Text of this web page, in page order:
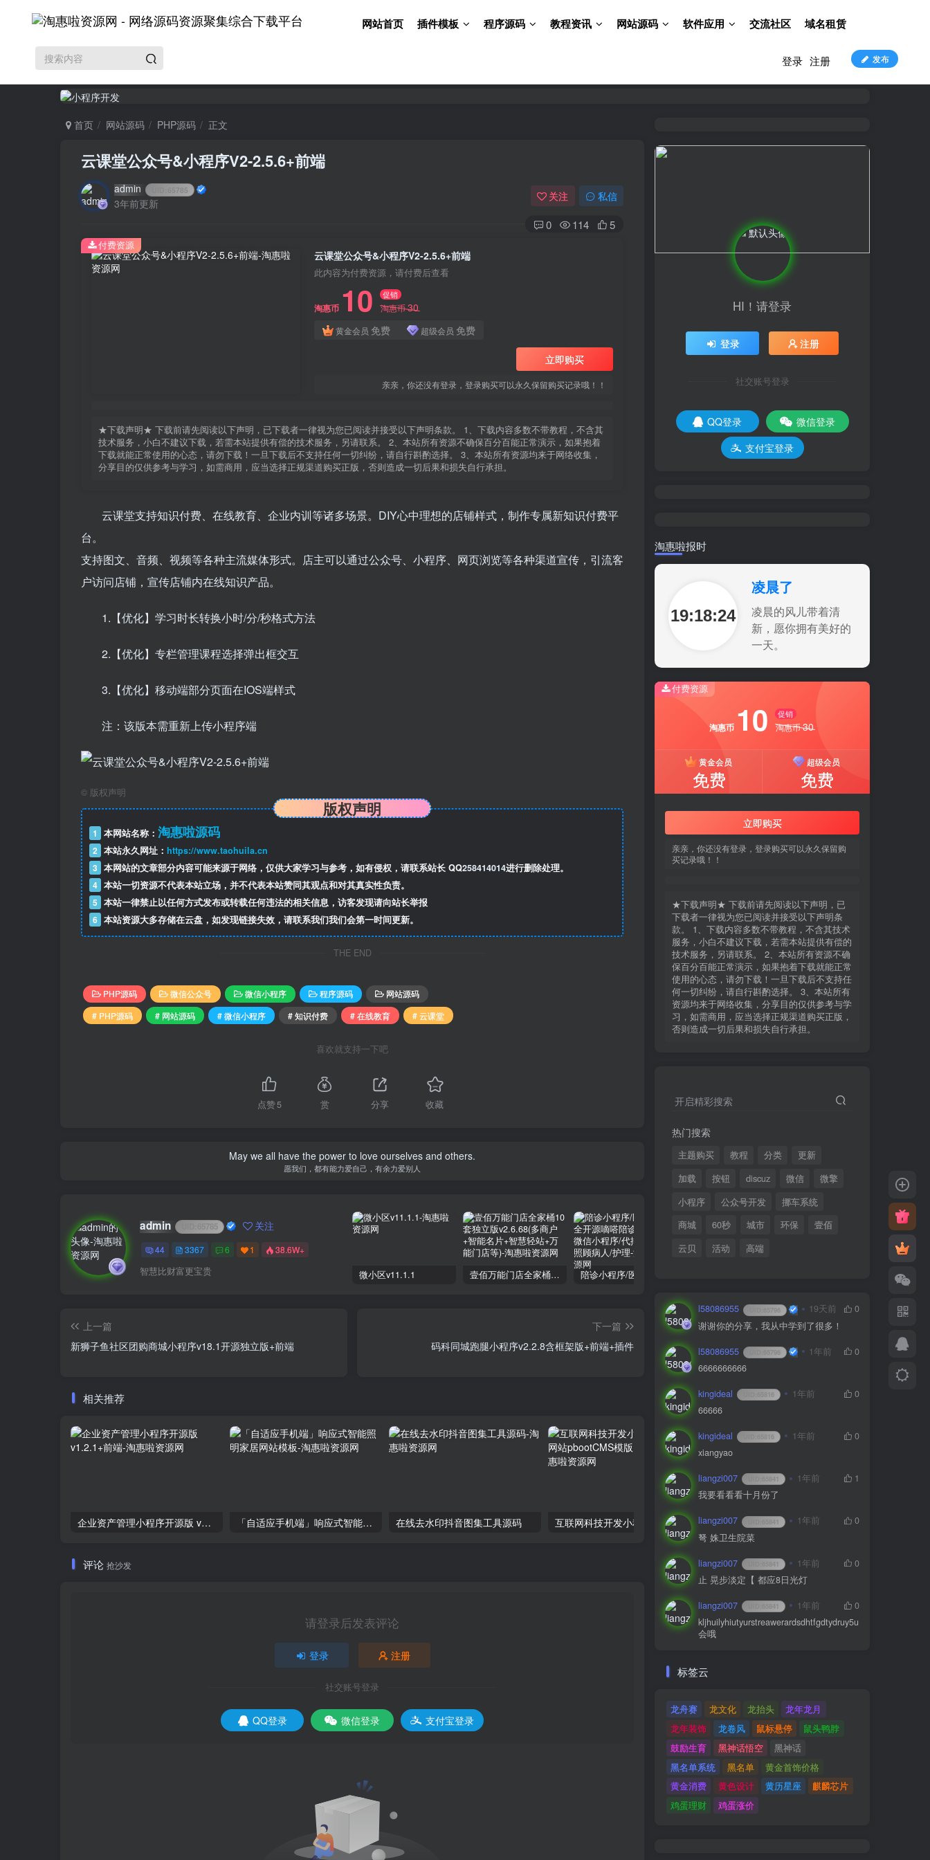
网站首页 插件模板 程序源码 教程资讯 网站源码 软件应用 交流社区 域名租赁
发布
登录 注册
首页 网站源码 PHP源码 正文
云课堂公众号&小程序V2-2.5.6+前端
admin 65785
3年前更新
关注 私信
0 114 5
云课堂公众号&小程序V2-2.5.6+前端
此内容为付费资源，请付费后查看
淘惠币 10 促销
淘惠币30
黄金会员 免费 超级会员 免费
立即购买
亲亲，你还没有登录，登录购买可以永久保留购买记录哦！！
★下载声明★ 下载前请先阅读以下声明，已下载者一律视为您已阅读并接受以下声明条款。 1、下载内容多数不带教程，不含其
技术服务，小白不建议下载，若需本站提供有偿的技术服务，另请联系。 2、本站所有资源不确保百分百能正常演示，如果抱着
下载就能正常使用的心态，请勿下载！一旦下载后不支持任何一切纠纷，请自行斟酌选择。 3、本站所有资源均来于网络收集，
分享目的仅供参考与学习，如需商用，应当选择正规渠道购买正版，否则造成一切后果和损失自行承担。
付费资源
云课堂支持知识付费、在线教育、企业内训等诸多场景。DIY心中理想的店铺样式，制作专属新知识付费平
台。
支持图文、音频、视频等各种主流媒体形式。店主可以通过公众号、小程序、网页浏览等各种渠道宣传，引流客
户访问店铺，宣传店铺内在线知识产品。
1.【优化】学习时长转换小时/分/秒格式方法
2.【优化】专栏管理课程选择弹出框交互
3.【优化】移动端部分页面在IOS端样式
注：该版本需重新上传小程序端
© 版权声明
版权声明
1 本网站名称： 淘惠啦源码
2 本站永久网址： https://www.taohuila.cn
3 本网站的文章部分内容可能来源于网络，仅供大家学习与参考，如有侵权，请联系站长 QQ258414014进行删除处理。
4 本站一切资源不代表本站立场，并不代表本站赞同其观点和对其真实性负责。
5 本站一律禁止以任何方式发布或转载任何违法的相关信息，访客发现请向站长举报
6 本站资源大多存储在云盘，如发现链接失效，请联系我们我们会第一时间更新。
THE END
PHP源码 微信公众号 微信小程序 程序源码
网站源码
# PHP源码
# 网站源码 # 微信小程序 # 知识付费 # 在线教育 # 云课堂
喜欢就支持一下吧
点赞5 赏 分享 收藏
May we all have the power to love ourselves and others.
愿我们，都有能力爱自己，有余力爱别人
admin 65785 关注
44 3367 6 1 38.6W+
智慧比财富更宝贵 微小区v11.1.1 壹佰万能门店全家桶10套独立版v2.6.68(​多商户+智能名片+智慧轻站+万能门店等)
上一篇
新狮子鱼社区团购商城小程序v18.1开源独立版+前端
下一篇
码科同城跑腿小程序v2.2.8含框架版+前端+插件
相关推荐
企业资产管理小程序开源版 v1.2.1+前端 「自适应手机端」响应式智能照明家居网站模板 在线去水印抖音图集工具源码 互联网科技开发小程序APP公司网站pbootCMS模版（pc+wap）
评论 抢沙发
请登录后发表评论
登录 注册
社交账号登录
QQ登录 微信登录 支付宝登录
HI！请登录
登录 注册
社交账号登录
QQ登录
微信登录
支付宝登录
淘惠啦报时
19:18:25
凌晨了
凌晨的风儿带着清
新，愿你拥有美好的
一天。
付费资源
淘惠币 10 促销
淘惠币30
黄金会员
免费
超级会员
免费
立即购买
亲亲，你还没有登录，登录购买可以永久保留购
买记录哦！！
★下载声明★ 下载前请先阅读以下声明，已
下载者一律视为您已阅读并接受以下声明条
款。 1、下载内容多数不带教程，不含其技术
服务，小白不建议下载，若需本站提供有偿的
技术服务，另请联系。 2、本站所有资源不确
保百分百能正常演示，如果抱着下载就能正常
使用的心态，请勿下载！一旦下载后不支持任
何一切纠纷，请自行斟酌选择。 3、本站所有
资源均来于网络收集，分享目的仅供参考与学
习，如需商用，应当选择正规渠道购买正版，
否则造成一切后果和损失自行承担。
开启精彩搜索
热门搜索
主题购买 教程 分类
更新
加载
按钮 discuz 微信
微擎
小程序
公众号开发
挪车系统
商城
60秒 城市 环保
壹佰
云贝
活动 高端
l58086955 65796 19天前
0
谢谢你的分享，我从中学到了很多！
l58086955 65796 1年前
0
6666666666
kingideal 65816 1年前
0
66666
kingideal 65816 1年前
0
xiangyao
liangzi007 65841 1年前
1
我要看看看十月份了
liangzi007 65841 1年前
0
弩 姝卫生院菜
liangzi007 65841 1年前
0
止 晃步淡定【 都应8日光灯
liangzi007 65841 1年前
0
kljhuilyhiutyurstreawerardsdhtfgdtydruy5u
会哦
标签云
龙舟赛 龙文化 龙抬头
龙年龙月
龙年装饰
龙卷风 鼠标悬停
鼠头鸭脖
鼓励生育
黑神话悟空
黑神话
黑名单系统
黑名单
黄金首饰价格
黄金消费
黄色设计 黄历星座
麒麟芯片
鸡蛋理财
鸡蛋涨价